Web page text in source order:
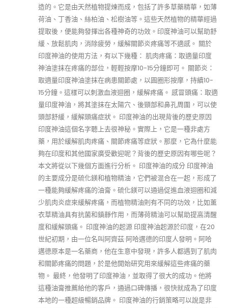
造的。它是由天然植物提煉而成，包括了許多草藥精華，如薄
荷油、丁香油、絲柏油、松樹油等。這些天然植物的精華經過
提取後，便能夠發揮出各種神奇的功效。印度神油可以幫助舒
緩、放鬆肌肉，消除疲勞，緩解關節炎疼痛等不適感。 關於
印度神油的使用方法，有以下幾種： 肌肉疼痛：取適量印度
神油塗抹在疼痛的部位，輕輕按摩10-15分鐘即可。 關節炎：
取適量印度神油塗抹在病患關節處，以圓圈形按摩，持續10-
15分鐘。這樣可以刺激血液迴圈，緩解疼痛。 感冒頭痛：取適
量印度神油，將其塗抹在太陽穴、後頸部和鼻孔周圍，可以使
頭部舒緩，緩解頭痛症狀。 印度神油的出現背後的歷史原因
印度神油這個名字聽上去很神秘。實際上，它是一種非處方
藥，用於緩解肌肉疼痛、關節疼痛等症狀。那麼，它為什麼能
夠在印度和其他國家廣受歡迎呢？背後的歷史原因有哪些呢？
本文將從以下幾個方面進行分析。 印度神油的成分 印度神油
的主要成分是硫化鎂和植物精油，它們被混合在一起，形成了
一種能夠緩解疼痛的油膏。硫化鎂可以通過促進血液迴圈和減
少肌肉炎症來緩解疼痛，而植物精油則有不同的功效，比如薰
衣草精油具有抗菌和鎮靜作用，而薄荷精油可以幫助提高清醒
度和緩解頭痛。 印度神油的起源 印度神油起源於印度，在20
世紀初期，由一位名叫阿齊茲·阿哈邁德的印度人發明。阿哈
邁德原本是一名藥商，他在生意中發現，許多人都遇到了肌肉
和關節疼痛的問題，於是他開始研究用來緩解這些疼痛的藥
物。 最終，他發明了印度神油，並取得了很大的成功。他將
這種油膏推薦給他的客戶，通過口碑傳播，很快就成為了印度
本地的一種超級暢銷品牌。 印度神油的行銷策略可以說是非